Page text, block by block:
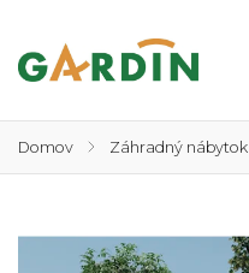
Domov / Záhradný nábytok